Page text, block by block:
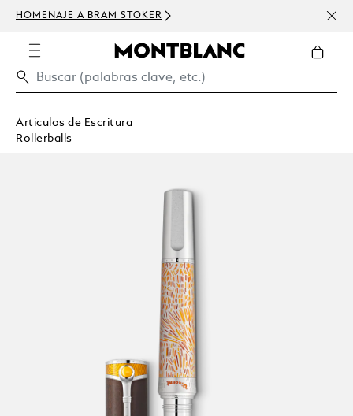
HOMENAJE A BRAM STOKER
USD
Articulos de Escritura
Rollerballs